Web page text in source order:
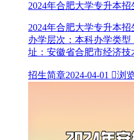
2024年合肥大学专升本招
2024年合肥大学专升本
办学层次：本科办学类
址：安徽省合肥市经济技
招生简章2024-04-01 浏